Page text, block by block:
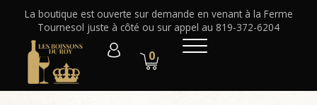
La boutique est ouverte sur demande en venant à la Ferme
Tournesol juste à côté ou sur appel au 819-372-6204
0